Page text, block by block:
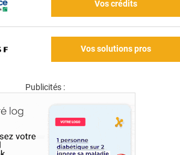
Vos crédits
Vos solutions pros
Publicités :